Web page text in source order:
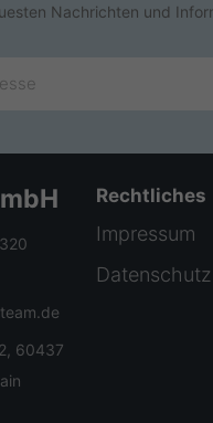
Nachrichten und
60437
Rechtliches
Impressum
Datenschutz